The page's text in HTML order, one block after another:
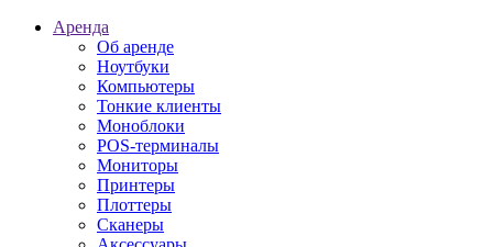
Аренда
Об аренде
Ноутбуки
Компьютеры
Тонкие клиенты
Моноблоки
POS-терминалы
Мониторы
Принтеры
Плоттеры
Сканеры